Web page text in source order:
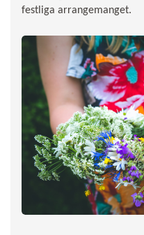
festliga arrangemanget.